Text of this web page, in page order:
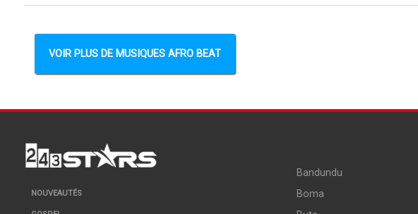
VOIR PLUS DE MUSIQUES AFRO BEAT
NOUVEAUTÉS
Bandundu
Boma